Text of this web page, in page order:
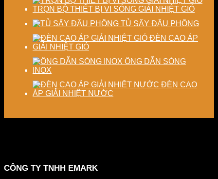
TRỌN BỘ THIẾT BỊ VI SÓNG GIẢI NHIỆT GIÓ
TỦ SẤY ĐẬU PHỘNG
ĐÈN CAO ÁP
GIẢI NHIỆT GIÓ
ỐNG DẪN SÓNG
INOX
ĐÈN CAO
ÁP GIẢI NHIỆT NƯỚC
CÔNG TY TNHH EMARK